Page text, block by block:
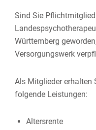
Sind Sie
Württemberg
Versorgungswerk
Als Mitglieder erhalten
folgende Leistungen:
Altersrente